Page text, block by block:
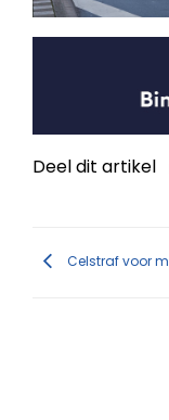
Deel dit artikel
Celstraf voor